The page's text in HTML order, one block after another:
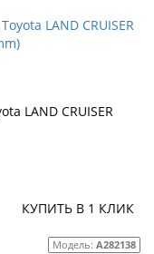
LAND CRUISER
КУПИТЬ В 1 КЛИК
Модель: A282138